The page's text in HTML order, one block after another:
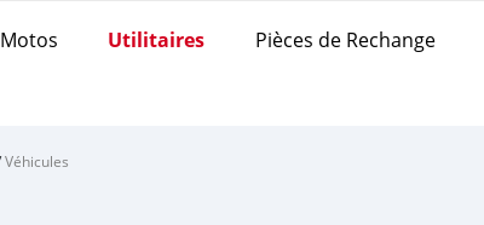
Motos Utilitaires Pièces de Rechange
Véhicules